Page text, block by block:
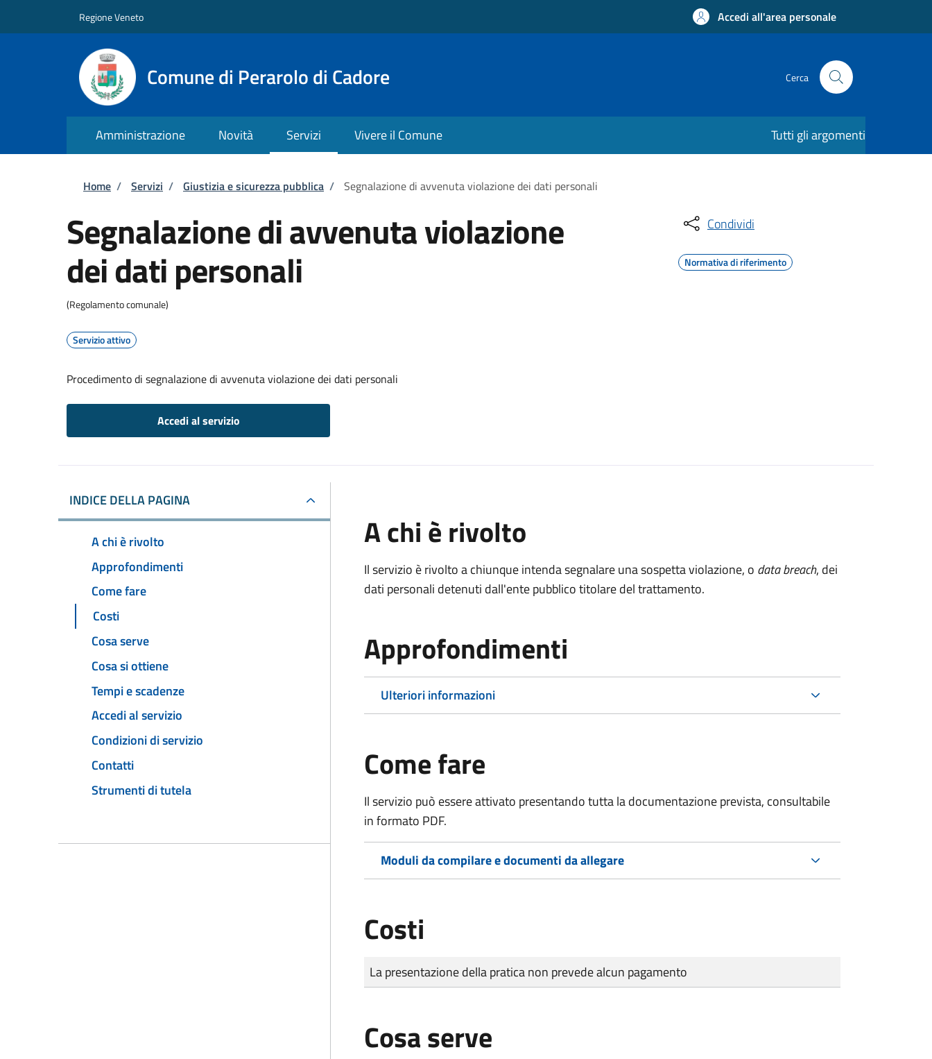
Regione Veneto Accedi all'area personale
Comune di Perarolo di Cadore Cerca
Amministrazione Novità Servizi Vivere il Comune Tutti gli argomenti
Briciole di pane
Home / Servizi / Giustizia e sicurezza pubblica / Segnalazione di avvenuta violazione dei dati personali
Segnalazione di avvenuta violazione
dei dati personali
(Regolamento comunale)
Servizio attivo
Procedimento di segnalazione di avvenuta violazione dei dati personali
Accedi al servizio
Condividi
Normativa di riferimento
INDICE DELLA PAGINA
A chi è rivolto
Approfondimenti
Come fare
Costi
Cosa serve
Cosa si ottiene
Tempi e scadenze
Accedi al servizio
Condizioni di servizio
Contatti
Strumenti di tutela
A chi è rivolto
Il servizio è rivolto a chiunque intenda segnalare una sospetta violazione, o data breach, dei
dati personali detenuti dall'ente pubblico titolare del trattamento.
Approfondimenti
Ulteriori informazioni
Come fare
Il servizio può essere attivato presentando tutta la documentazione prevista, consultabile
in formato PDF.
Moduli da compilare e documenti da allegare
Costi
Tipo di pagamento
Importo
La presentazione della pratica non prevede alcun pagamento
Cosa serve